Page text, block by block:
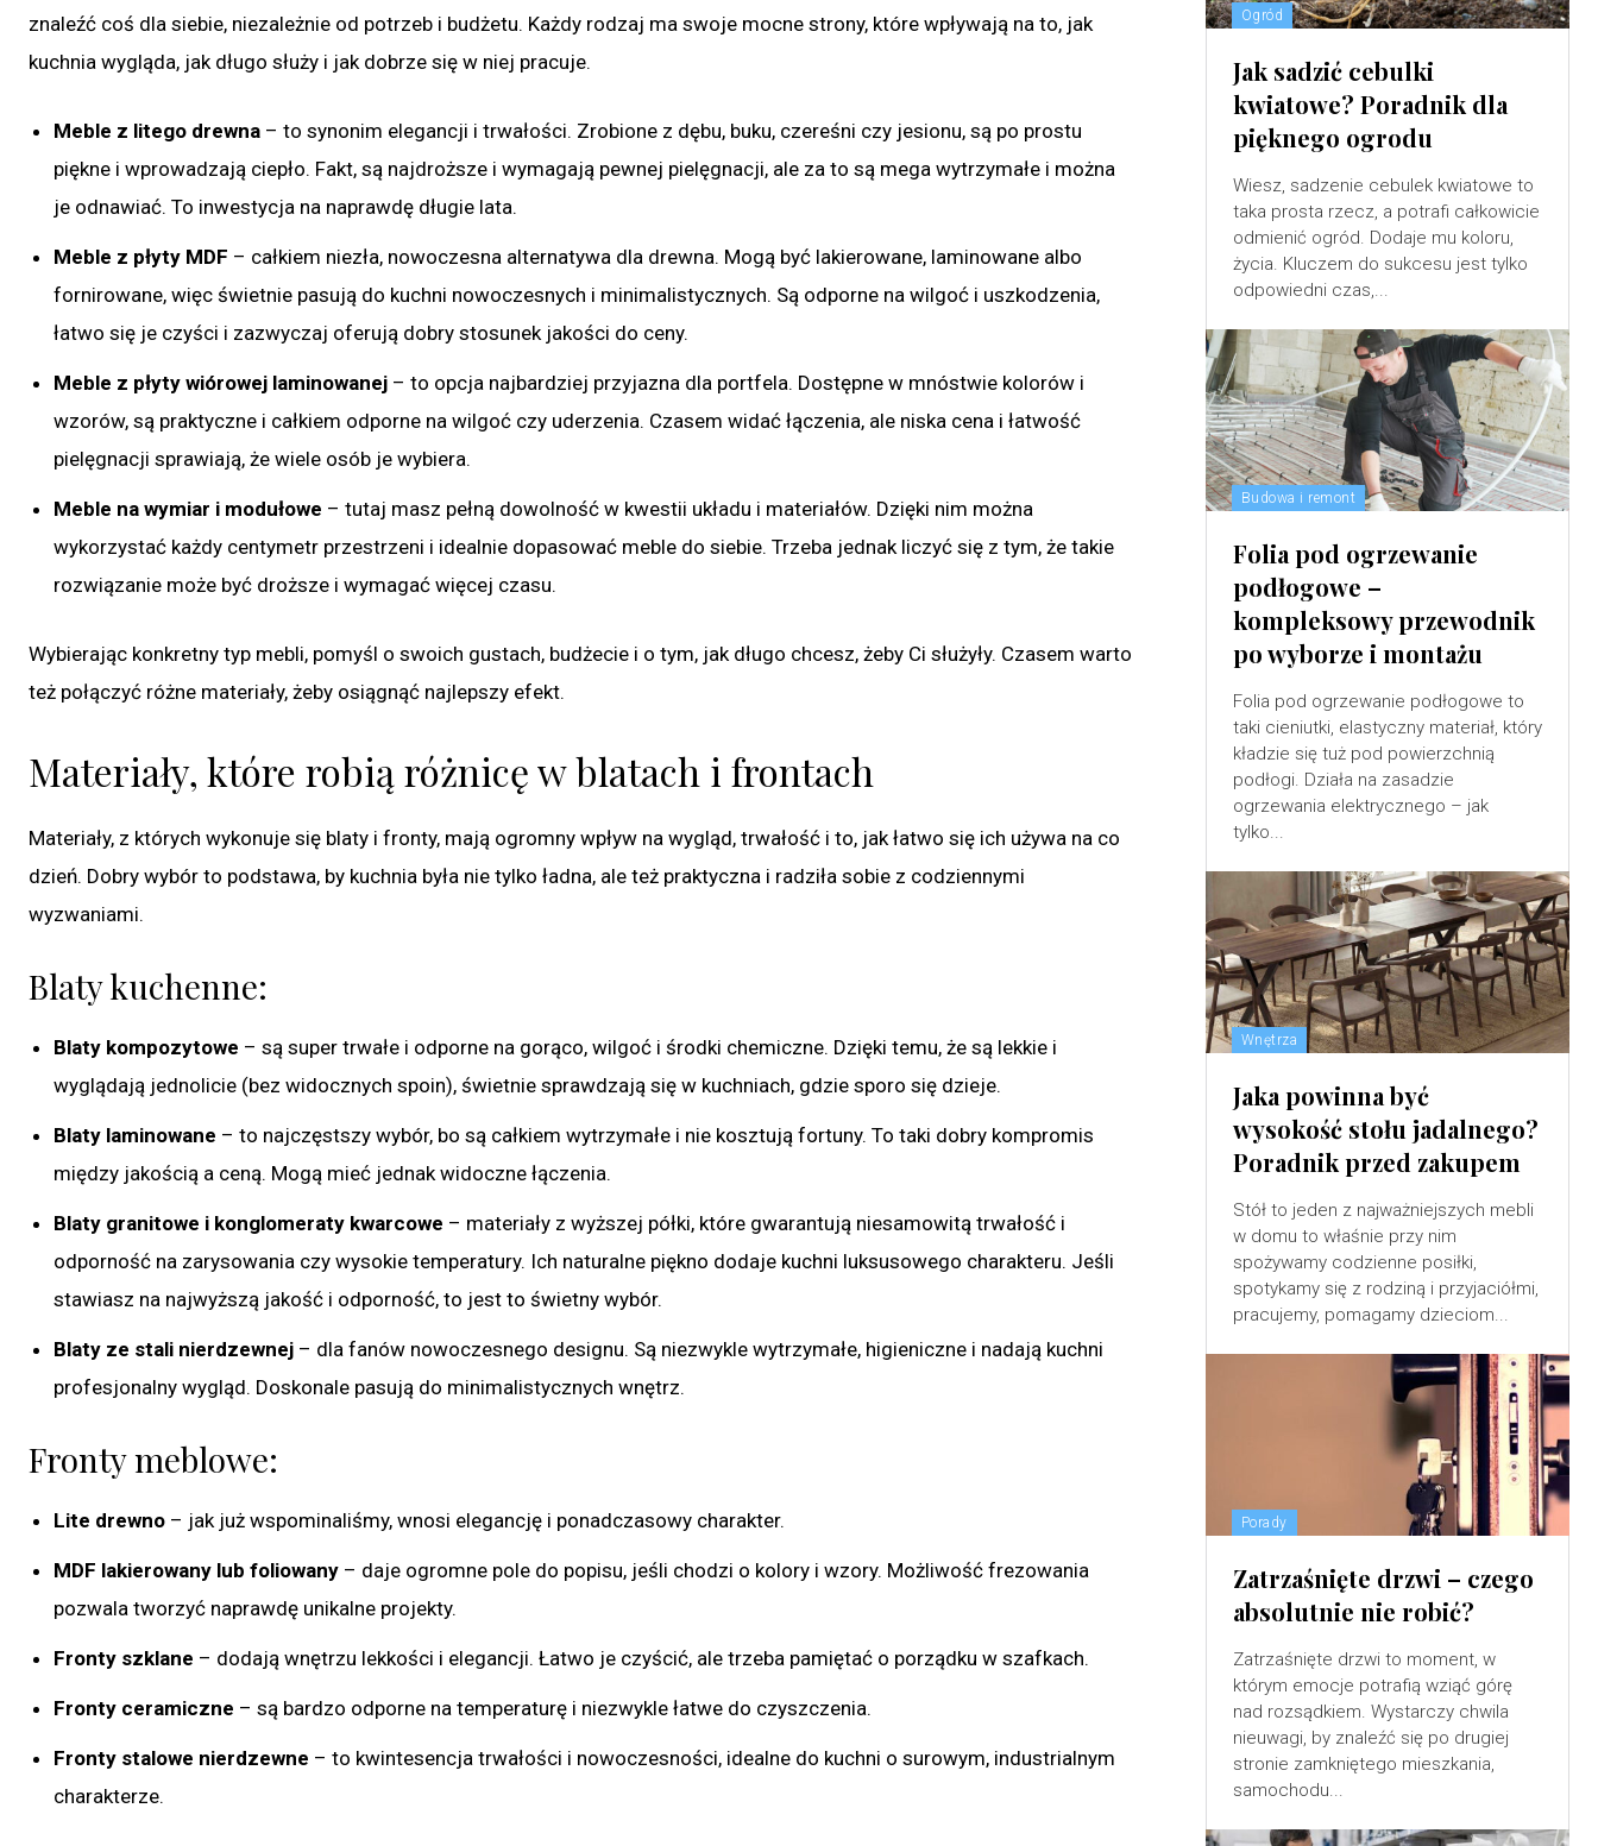
znaleźć coś dla siebie, niezależnie od potrzeb i budżetu. Każdy rodzaj ma swoje mocne strony, które wpływają na to, jak
kuchnia wygląda, jak długo służy i jak dobrze się w niej pracuje.
Meble z litego drewna – to synonim elegancji i trwałości. Zrobione z dębu, buku, czereśni czy jesionu, są po prostu
piękne i wprowadzają ciepło. Fakt, są najdroższe i wymagają pewnej pielęgnacji, ale za to są mega wytrzymałe i można
je odnawiać. To inwestycja na naprawdę długie lata.
Meble z płyty MDF – całkiem niezła, nowoczesna alternatywa dla drewna. Mogą być lakierowane, laminowane albo
fornirowane, więc świetnie pasują do kuchni nowoczesnych i minimalistycznych. Są odporne na wilgoć i uszkodzenia,
łatwo się je czyści i zazwyczaj oferują dobry stosunek jakości do ceny.
Meble z płyty wiórowej laminowanej – to opcja najbardziej przyjazna dla portfela. Dostępne w mnóstwie kolorów i
wzorów, są praktyczne i całkiem odporne na wilgoć czy uderzenia. Czasem widać łączenia, ale niska cena i łatwość
pielęgnacji sprawiają, że wiele osób je wybiera.
Meble na wymiar i modułowe – tutaj masz pełną dowolność w kwestii układu i materiałów. Dzięki nim można
wykorzystać każdy centymetr przestrzeni i idealnie dopasować meble do siebie. Trzeba jednak liczyć się z tym, że takie
rozwiązanie może być droższe i wymagać więcej czasu.
Wybierając konkretny typ mebli, pomyśl o swoich gustach, budżecie i o tym, jak długo chcesz, żeby Ci służyły. Czasem warto
też połączyć różne materiały, żeby osiągnąć najlepszy efekt.
Materiały, które robią różnicę w blatach i frontach
Materiały, z których wykonuje się blaty i fronty, mają ogromny wpływ na wygląd, trwałość i to, jak łatwo się ich używa na co
dzień. Dobry wybór to podstawa, by kuchnia była nie tylko ładna, ale też praktyczna i radziła sobie z codziennymi
wyzwaniami.
Blaty kuchenne:
Blaty kompozytowe – są super trwałe i odporne na gorąco, wilgoć i środki chemiczne. Dzięki temu, że są lekkie i
wyglądają jednolicie (bez widocznych spoin), świetnie sprawdzają się w kuchniach, gdzie sporo się dzieje.
Blaty laminowane – to najczęstszy wybór, bo są całkiem wytrzymałe i nie kosztują fortuny. To taki dobry kompromis
między jakością a ceną. Mogą mieć jednak widoczne łączenia.
Blaty granitowe i konglomeraty kwarcowe – materiały z wyższej półki, które gwarantują niesamowitą trwałość i
odporność na zarysowania czy wysokie temperatury. Ich naturalne piękno dodaje kuchni luksusowego charakteru. Jeśli
stawiasz na najwyższą jakość i odporność, to jest to świetny wybór.
Blaty ze stali nierdzewnej – dla fanów nowoczesnego designu. Są niezwykle wytrzymałe, higieniczne i nadają kuchni
profesjonalny wygląd. Doskonale pasują do minimalistycznych wnętrz.
Fronty meblowe:
Lite drewno – jak już wspominaliśmy, wnosi elegancję i ponadczasowy charakter.
MDF lakierowany lub foliowany – daje ogromne pole do popisu, jeśli chodzi o kolory i wzory. Możliwość frezowania
pozwala tworzyć naprawdę unikalne projekty.
Fronty szklane – dodają wnętrzu lekkości i elegancji. Łatwo je czyścić, ale trzeba pamiętać o porządku w szafkach.
Fronty ceramiczne – są bardzo odporne na temperaturę i niezwykle łatwe do czyszczenia.
Fronty stalowe nierdzewne – to kwintesencja trwałości i nowoczesności, idealne do kuchni o surowym, industrialnym
charakterze.
Ogród
Jak sadzić cebulki
kwiatowe? Poradnik dla
pięknego ogrodu
Wiesz, sadzenie cebulek kwiatowe to
taka prosta rzecz, a potrafi całkowicie
odmienić ogród. Dodaje mu koloru,
życia. Kluczem do sukcesu jest tylko
odpowiedni czas,...
Budowa i remont
Folia pod ogrzewanie
podłogowe –
kompleksowy przewodnik
po wyborze i montażu
Folia pod ogrzewanie podłogowe to
taki cieniutki, elastyczny materiał, który
kładzie się tuż pod powierzchnią
podłogi. Działa na zasadzie
ogrzewania elektrycznego – jak
tylko...
Wnętrza
Jaka powinna być
wysokość stołu jadalnego?
Poradnik przed zakupem
Stół to jeden z najważniejszych mebli
w domu to właśnie przy nim
spożywamy codzienne posiłki,
spotykamy się z rodziną i przyjaciółmi,
pracujemy, pomagamy dzieciom...
Porady
Zatrzaśnięte drzwi – czego
absolutnie nie robić?
Zatrzaśnięte drzwi to moment, w
którym emocje potrafią wziąć górę
nad rozsądkiem. Wystarczy chwila
nieuwagi, by znaleźć się po drugiej
stronie zamkniętego mieszkania,
samochodu...